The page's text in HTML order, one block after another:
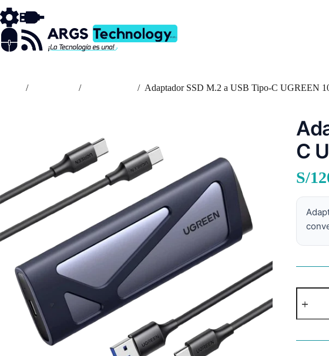
al
contenido
/ / / Adaptador SSD M.2 a USB Tipo-C UGREEN
C
S/
SSD
a
Tipo-